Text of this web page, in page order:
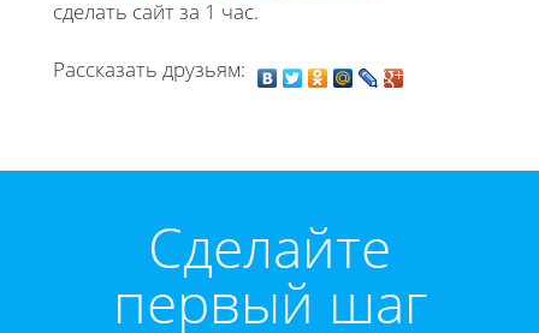
сделать сайт за 1 час.
Рассказать друзьям:
Cделайте
первый шаг